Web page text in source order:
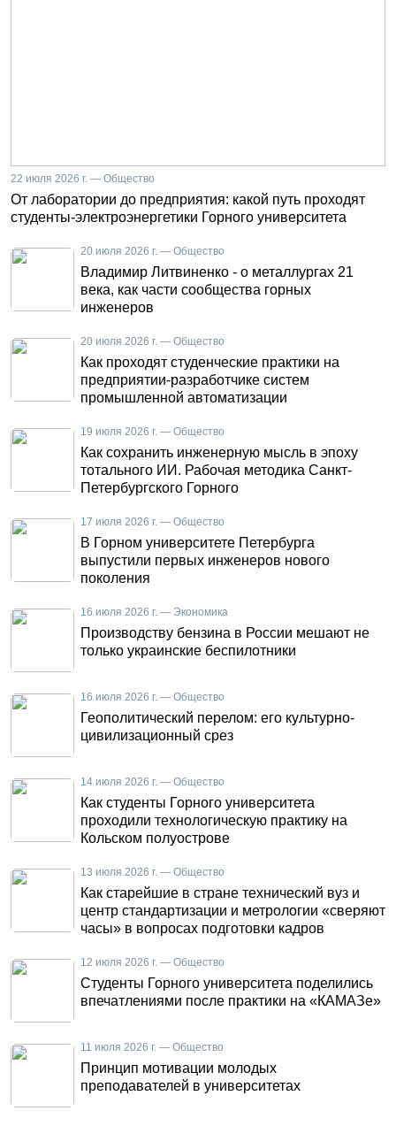
22 июля 2026 г. — Общество
От лаборатории до предприятия: какой путь проходят
студенты-электроэнергетики Горного университета
20 июля 2026 г. — Общество
Владимир Литвиненко - о металлургах 21
века, как части сообщества горных
инженеров
20 июля 2026 г. — Общество
Как проходят студенческие практики на
предприятии-разработчике систем
промышленной автоматизации
19 июля 2026 г. — Общество
Как сохранить инженерную мысль в эпоху
тотального ИИ. Рабочая методика Санкт-
Петербургского Горного
17 июля 2026 г. — Общество
В Горном университете Петербурга
выпустили первых инженеров нового
поколения
16 июля 2026 г. — Экономика
Производству бензина в России мешают не
только украинские беспилотники
16 июля 2026 г. — Общество
Геополитический перелом: его культурно-
цивилизационный срез
14 июля 2026 г. — Общество
Как студенты Горного университета
проходили технологическую практику на
Кольском полуострове
13 июля 2026 г. — Общество
Как старейшие в стране технический вуз и
центр стандартизации и метрологии «сверяют
часы» в вопросах подготовки кадров
12 июля 2026 г. — Общество
Студенты Горного университета поделились
впечатлениями после практики на «КАМАЗе»
11 июля 2026 г. — Общество
Принцип мотивации молодых
преподавателей в университетах